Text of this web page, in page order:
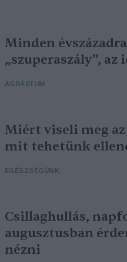
Minden
„szuperaszály”, az
AGRÁRIUM
Miért viseli meg az
mit tehetünk
EGÉSZSÉGÜNK
Csillaghullás,
augusztusban
nézni